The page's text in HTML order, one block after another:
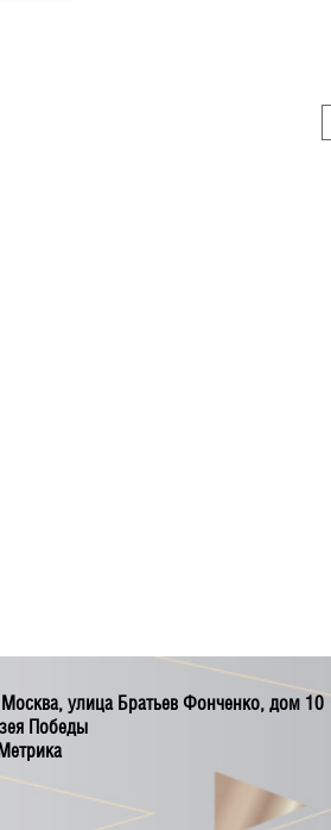
улица Братьев Фонченко, дом 10
Победы